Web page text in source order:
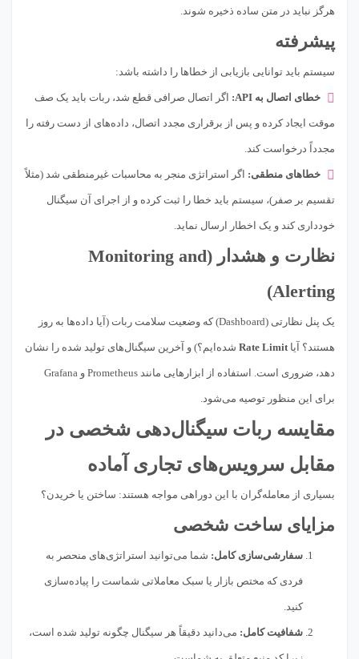
هرگز نباید در متن ساده ذخیره شوند.
پیشرفته
سیستم باید توانایی بازیابی از خطاها را داشته باشد:
خطای اتصال به API: اگر اتصال صرافی قطع شد، ربات باید یک صف
موقت ایجاد کرده و پس از برقراری مجدد اتصال، داده‌های از دست رفته را
مجدداً درخواست کند.
خطاهای منطقی: اگر استراتژی منجر به محاسبات غیرمنطقی شد (مثلاً
تقسیم بر صفر)، سیستم باید خطا را ثبت کرده و از اجرای آن سیگنال
خودداری کند و یک اخطار ارسال نماید.
نظارت و هشدار (Monitoring and
Alerting)
یک پنل نظارتی (Dashboard) که وضعیت سلامت ربات (آیا داده‌ها به روز
هستند؟ آیاRate Limit شده‌ایم؟) و آخرین سیگنال‌های تولید شده را نشان
دهد، ضروری است. استفاده از ابزارهایی مانند Prometheus و Grafana
برای این منظور توصیه می‌شود.
مقایسه ربات سیگنال‌دهی شخصی در
مقابل سرویس‌های تجاری آماده
بسیاری از معامله‌گران با این دوراهی مواجه هستند: ساختن یا خریدن؟
مزایای ساخت شخصی
سفارشی‌سازی کامل: شما می‌توانید استراتژی‌های منحصر به
فردی که مختص بازار یا سبک معاملاتی شماست را پیاده‌سازی
کنید.
شفافیت کامل: می‌دانید دقیقاً هر سیگنال چگونه تولید شده است،